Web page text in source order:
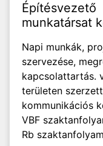
Építésvezető
munkatársat
Napi munkák,
szervezése,
kapcsolattartás.
területen
kommunikációs
VBF
Rb